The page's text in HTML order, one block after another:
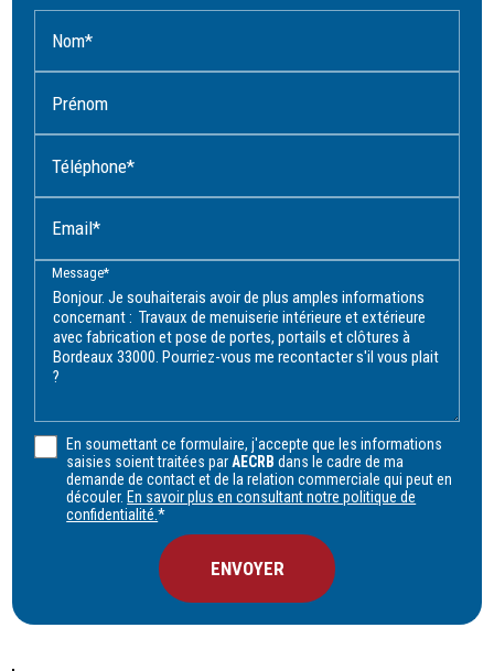
Nom*
Prénom
Téléphone*
Email*
Message*
En soumettant ce formulaire, j'accepte que les informations
saisies soient traitées parAECRB dans le cadre de ma
demande de contact et de la relation commerciale qui peut en
découler.En savoir plus en consultant notre politique de
confidentialité.*